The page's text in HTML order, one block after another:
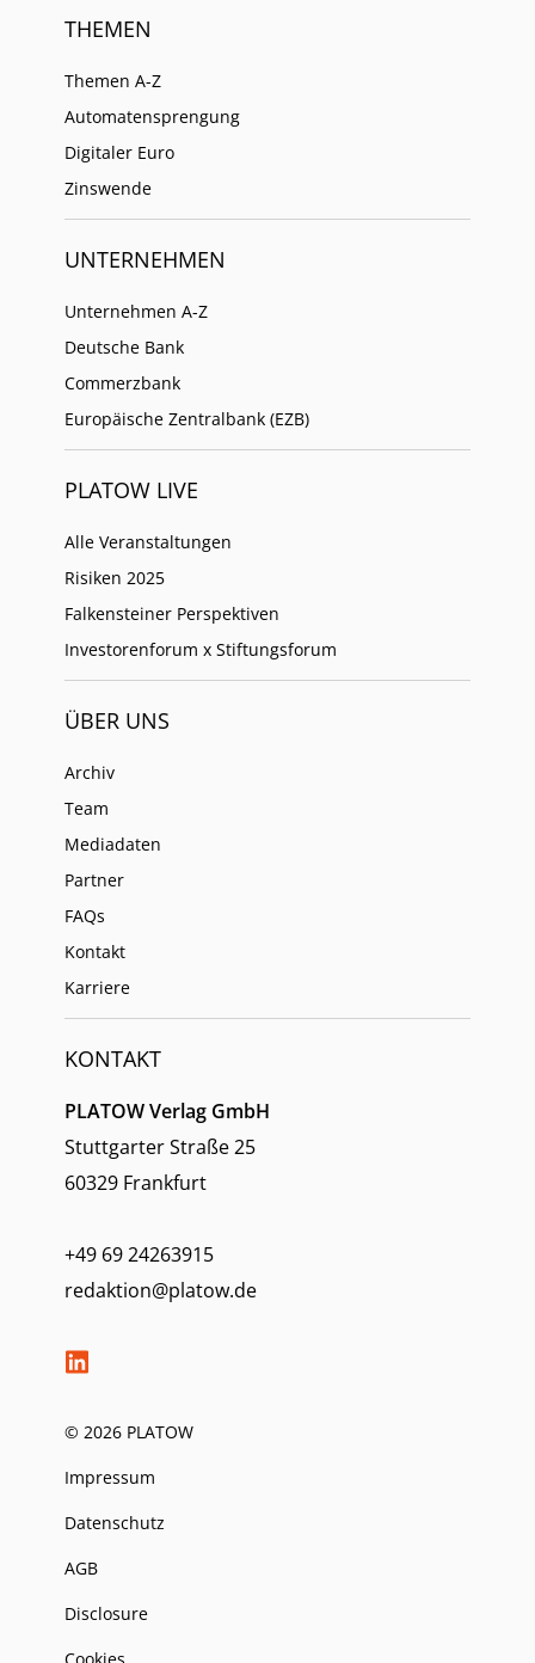
THEMEN
Themen A-Z
Automatensprengung
Digitaler Euro
Zinswende
UNTERNEHMEN
Unternehmen A-Z
Deutsche Bank
Commerzbank
Europäische Zentralbank (EZB)
PLATOW LIVE
Alle Veranstaltungen
Risiken 2025
Falkensteiner Perspektiven
Investorenforum x Stiftungsforum
ÜBER UNS
Archiv
Team
Mediadaten
Partner
FAQs
Kontakt
Karriere
KONTAKT
PLATOW Verlag GmbH
Stuttgarter Straße 25
60329 Frankfurt
+49 69 24263915
redaktion@platow.de
© 2026 PLATOW
Impressum
Datenschutz
AGB
Disclosure
Cookies